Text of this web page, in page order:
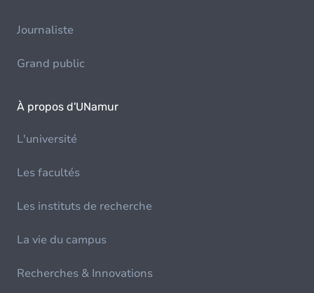
Journaliste
Grand public
À propos d'UNamur
L'université
Les facultés
Les instituts de recherche
La vie du campus
Recherches & Innovations